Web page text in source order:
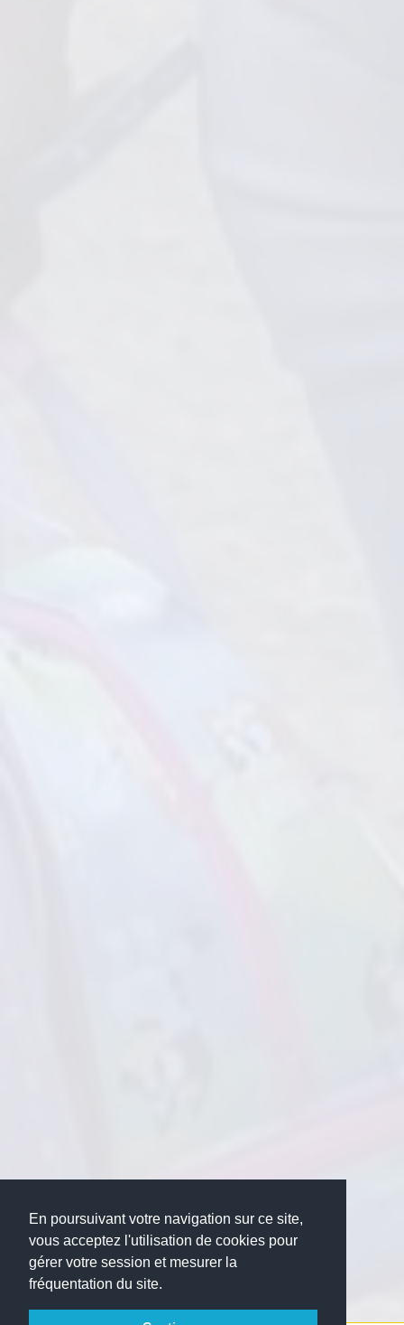
En poursuivant votre navigation sur ce site,
vous acceptez l'utilisation de cookies pour
gérer votre session et mesurer la
fréquentation du site.